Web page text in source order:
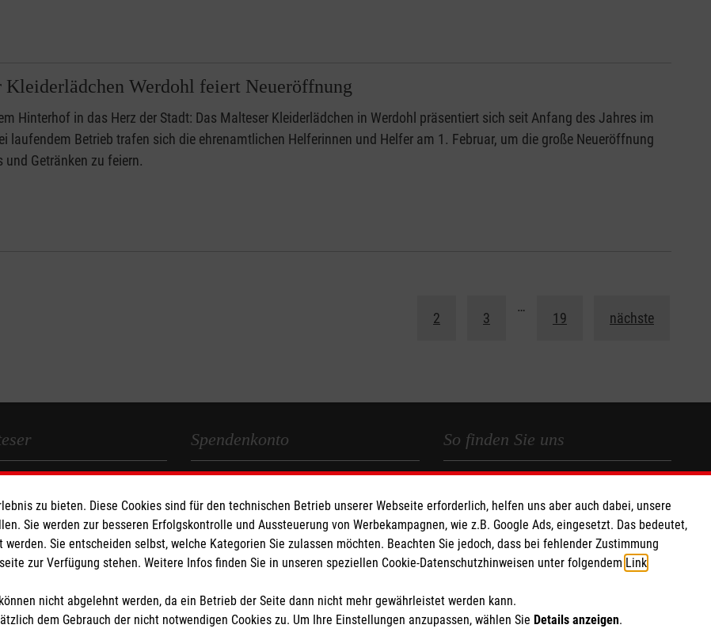
Kleiderlädchen Werdohl feiert Neueröffnung
Hinterhof in das Herz der Stadt: Das Malteser Kleiderlädchen in Werdohl präsentiert sich seit Anfang des Jahres im
laufendem Betrieb trafen sich die ehrenamtlichen Helferinnen und Helfer am 1. Februar, um die große Neueröffnung
und Getränken zu feiern.
2 3
…
19 nächste
Spendenkonto
Bank: Pax-Bank für Kirche und Caritas eG
IBAN: DE79370601201201206045
BIC: GENODED1PA7
So finden Sie uns
47269 Duisburg
Telefon:0203 80990-33
info.duisburg@malteser.org
zu bieten. Diese Cookies sind für den technischen Betrieb unserer Webseite erforderlich, helfen uns aber auch dabei, unsere
Sie werden zur besseren Erfolgskontrolle und Aussteuerung von Werbekampagnen, wie z.B. Google Ads, eingesetzt. Das bedeutet,
Sie entscheiden selbst, welche Kategorien Sie zulassen möchten. Beachten Sie jedoch, dass bei fehlender Zustimmung
zur Verfügung stehen. Weitere Infos finden Sie in unseren speziellen Cookie-Datenschutzhinweisen unter folgendem Link
nicht abgelehnt werden, da ein Betrieb der Seite dann nicht mehr gewährleistet werden kann.
dem Gebrauch der nicht notwendigen Cookies zu. Um Ihre Einstellungen anzupassen, wählen Sie Details anzeigen.